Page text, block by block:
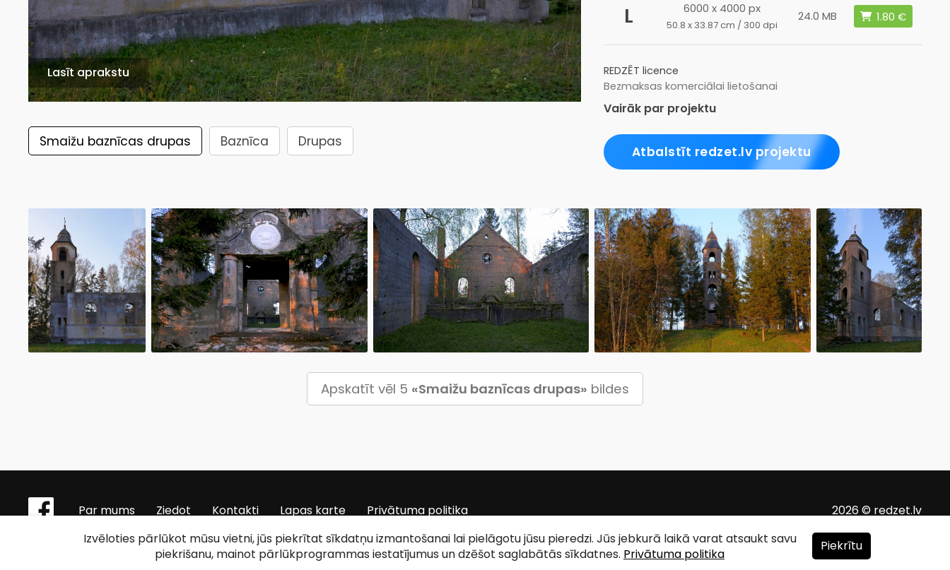
Lasīt aprakstu
Smaižu baznīcas drupas Baznīca Drupas
L 6000 x 4000 px
50.8 x 33.87 cm / 300 dpi
24.0 MB
REDZĒT licence
Bezmaksas komerciālai lietošanai
Vairāk par projektu
Atbalstīt redzet.lv projektu
Apskatīt vēl 5 «Smaižu baznīcas drupas» bildes
Par mums Ziedot Kontakti Lapas karte Privātuma politika
2026 © redzet.lv
Izvēloties pārlūkot mūsu vietni, jūs piekrītat sīkdatņu izmantošanai lai pielāgotu jūsu pieredzi. Jūs jebkurā laikā varat atsaukt savu
piekrišanu, mainot pārlūkprogrammas iestatījumus un dzēšot saglabātās sīkdatnes. Privātuma politika
Piekrītu